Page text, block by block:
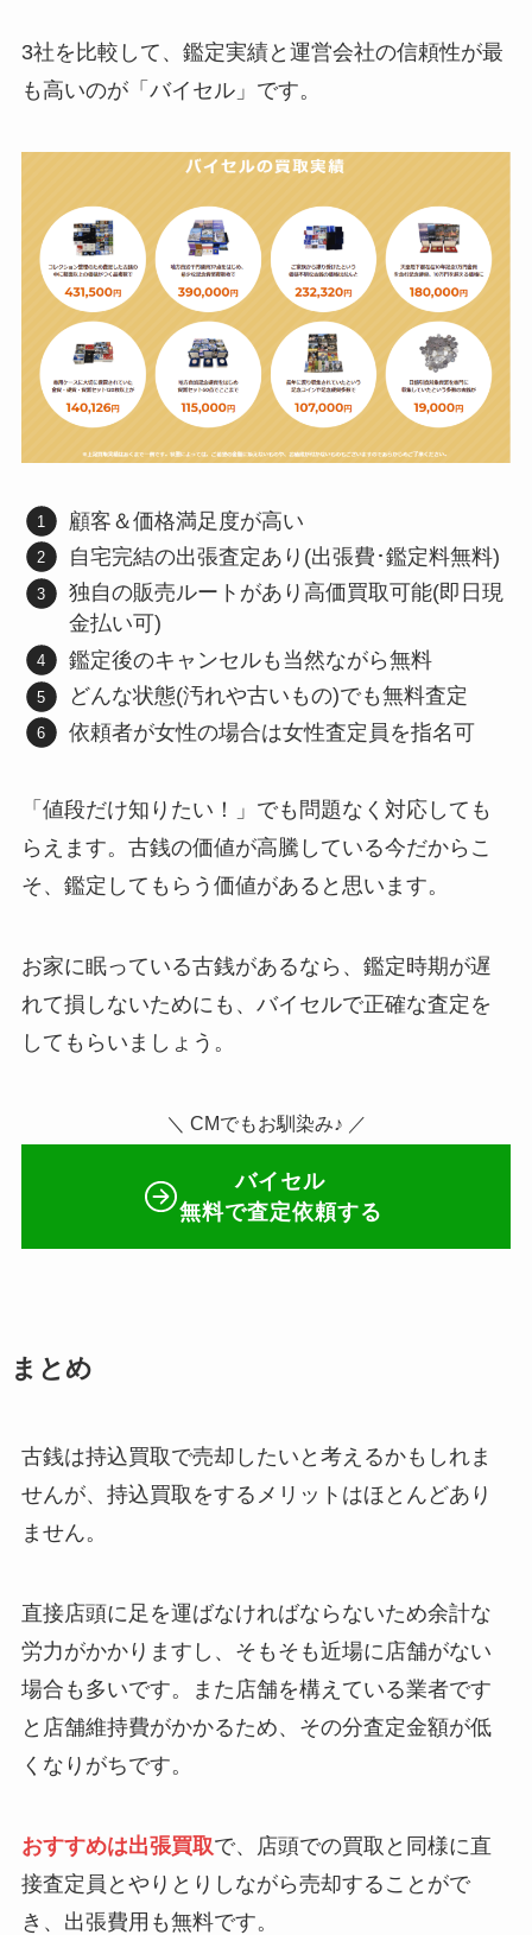
3社を比較して、鑑定実績と運営会社の信頼性が最
も高いのが「バイセル」です。
顧客＆価格満足度が高い
自宅完結の出張査定あり(出張費･鑑定料無料)
独自の販売ルートがあり高価買取可能(即日現
金払い可)
鑑定後のキャンセルも当然ながら無料
どんな状態(汚れや古いもの)でも無料査定
依頼者が女性の場合は女性査定員を指名可
「値段だけ知りたい！」でも問題なく対応しても
らえます。古銭の価値が高騰している今だからこ
そ、鑑定してもらう価値があると思います。
お家に眠っている古銭があるなら、鑑定時期が遅
れて損しないためにも、バイセルで正確な査定を
してもらいましょう。
＼ CMでもお馴染み♪ ／
バイセル
無料で査定依頼する
まとめ
古銭は持込買取で売却したいと考えるかもしれま
せんが、持込買取をするメリットはほとんどあり
ません。
直接店頭に足を運ばなければならないため余計な
労力がかかりますし、そもそも近場に店舗がない
場合も多いです。また店舗を構えている業者です
と店舗維持費がかかるため、その分査定金額が低
くなりがちです。
おすすめは出張買取で、店頭での買取と同様に直
接査定員とやりとりしながら売却することがで
き、出張費用も無料です。